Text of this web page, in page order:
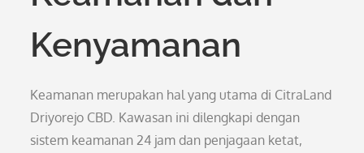
Kenyamanan
Keamanan merupakan hal yang utama di CitraLand
Driyorejo CBD. Kawasan ini dilengkapi dengan
sistem keamanan 24 jam dan penjagaan ketat,